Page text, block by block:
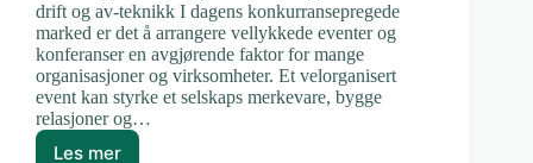
drift og av-teknikk I dagens konkurransepregede
marked er det å arrangere vellykkede eventer og
konferanser en avgjørende faktor for mange
organisasjoner og virksomheter. Et velorganisert
event kan styrke et selskaps merkevare, bygge
relasjoner og…
Les mer